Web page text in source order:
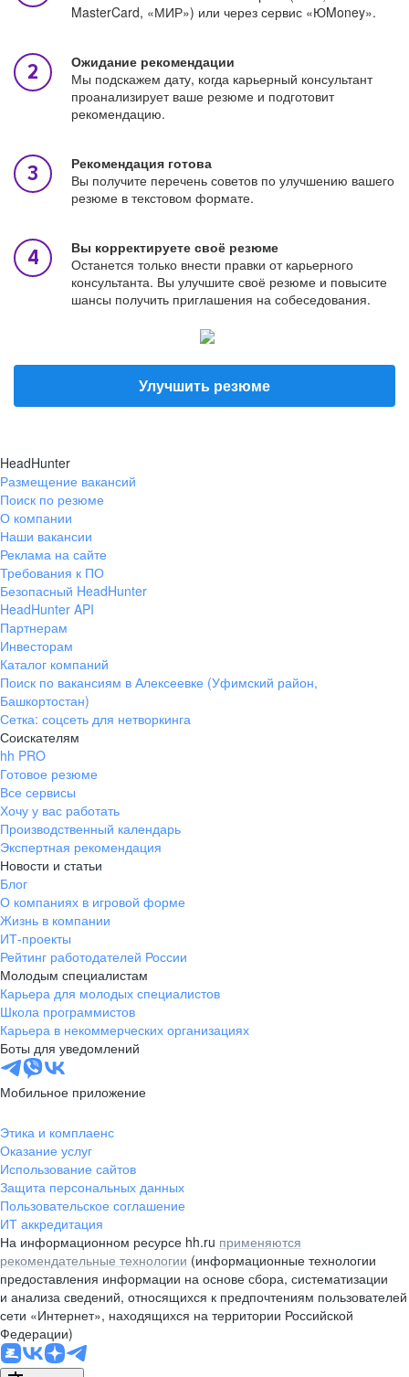
MasterCard, «МИР») или через сервис «ЮMoney».
Ожидание рекомендации
Мы подскажем дату, когда карьерный консультант
проанализирует ваше резюме и подготовит
рекомендацию.
Рекомендация готова
Вы получите перечень советов по улучшению вашего
резюме в текстовом формате.
Вы корректируете своё резюме
Останется только внести правки от карьерного
консультанта. Вы улучшите своё резюме и повысите
шансы получить приглашения на собеседования.
Улучшить резюме
HeadHunter
Размещение вакансий
Поиск по резюме
О компании
Наши вакансии
Реклама на сайте
Требования к ПО
Безопасный HeadHunter
HeadHunter API
Партнерам
Инвесторам
Каталог компаний
Поиск по вакансиям в Алексеевке (Уфимский район,
Башкортостан)
Сетка: соцсеть для нетворкинга
Соискателям
hh PRO
Готовое резюме
Все сервисы
Хочу у вас работать
Производственный календарь
Экспертная рекомендация
Новости и статьи
Блог
О компаниях в игровой форме
Жизнь в компании
ИТ-проекты
Рейтинг работодателей России
Молодым специалистам
Карьера для молодых специалистов
Школа программистов
Карьера в некоммерческих организациях
Боты для уведомлений
Мобильное приложение
Этика и комплаенс
Оказание услуг
Использование сайтов
Защита персональных данных
Пользовательское соглашение
ИТ аккредитация
На информационном ресурсе hh.ru применяются
рекомендательные технологии (информационные технологии
предоставления информации на основе сбора, систематизации
и анализа сведений, относящихся к предпочтениям пользователей
сети «Интернет», находящихся на территории Российской
Федерации)